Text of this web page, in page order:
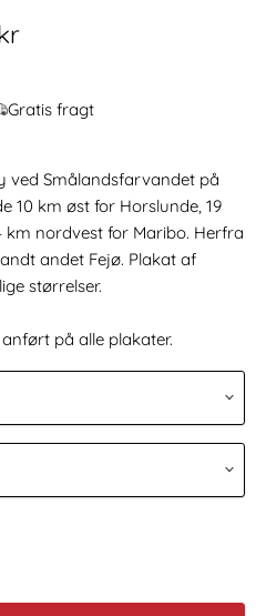
Gratis fragt
ved Smålandsfarvandet på
10 km øst for Horslunde, 19
nordvest for Maribo. Herfra
andet Fejø. Plakat af
størrelser.
anført på alle plakater.